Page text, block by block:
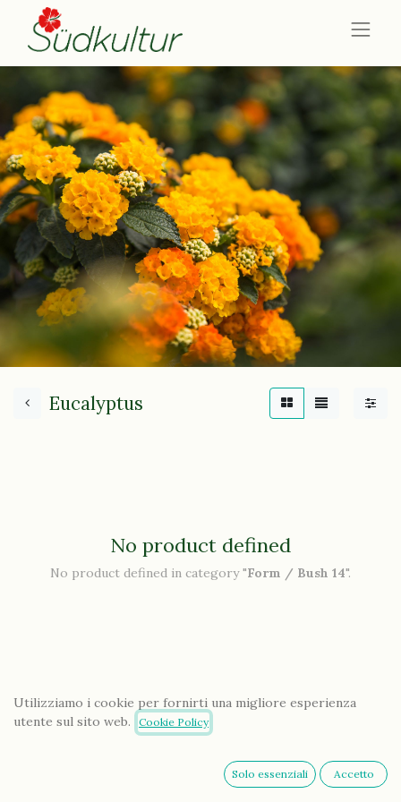
Eucalyptus
No product defined
No product defined in category "Form / Bush 14".
Utilizziamo i cookie per fornirti una migliore esperienza
utente sul sito web.
Cookie Policy
Solo essenziali Accetto